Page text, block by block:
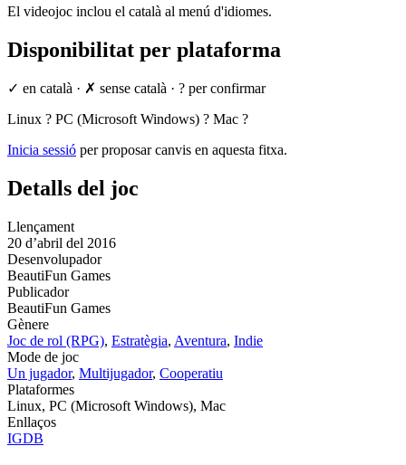
El videojoc inclou el català al menú d'idiomes.
Disponibilitat per plataforma
✓ en català · ✗ sense català · ? per confirmar
Linux ? PC (Microsoft Windows) ? Mac ?
Inicia sessió per proposar canvis en aquesta fitxa.
Detalls del joc
Llençament
20 d’abril del 2016
Desenvolupador
BeautiFun Games
Publicador
BeautiFun Games
Gènere
Joc de rol (RPG), Estratègia, Aventura, Indie
Mode de joc
Un jugador, Multijugador, Cooperatiu
Plataformes
Linux, PC (Microsoft Windows), Mac
Enllaços
IGDB